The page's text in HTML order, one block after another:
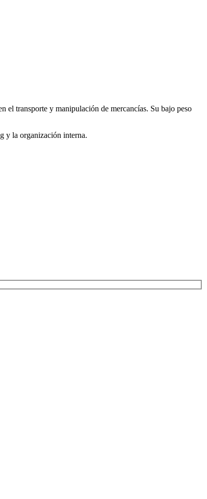
el transporte y manipulación de mercancías. Su bajo peso
y la organización interna.